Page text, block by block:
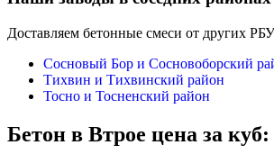
Доставляем бетонные смеси от других
Сосновый Бор и Сосновоборский
Тихвин и Тихвинский район
Тосно и Тосненский район
Бетон в Втрое цена за куб: